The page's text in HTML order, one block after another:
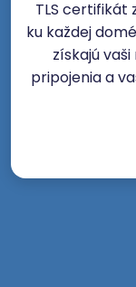
TLS
ku každej
získajú
pripojenia a